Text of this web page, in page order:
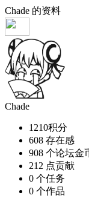
Chade 的资料
Chade
1210积分
608 存在感
908 个论坛金
212 点贡献
0 个任务
0 个作品